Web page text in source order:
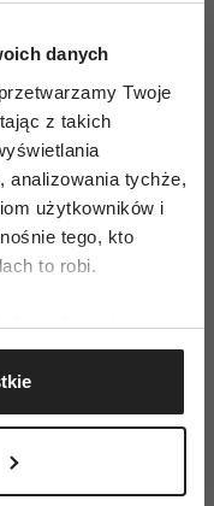
danych
przetwarzamy Twoje
z takich
analizowania tychże,
użytkowników i
tego, kto
to robi.
również:
lokalizacji
do kilku metrów
aktywnie
palca)